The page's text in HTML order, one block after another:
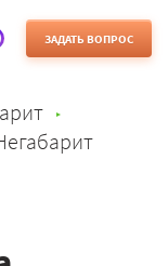
ЗАДАТЬ ВОПРОС